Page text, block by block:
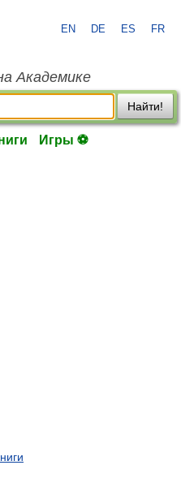
EN DE ES FR
Академике
Найти!
Игры ⚽